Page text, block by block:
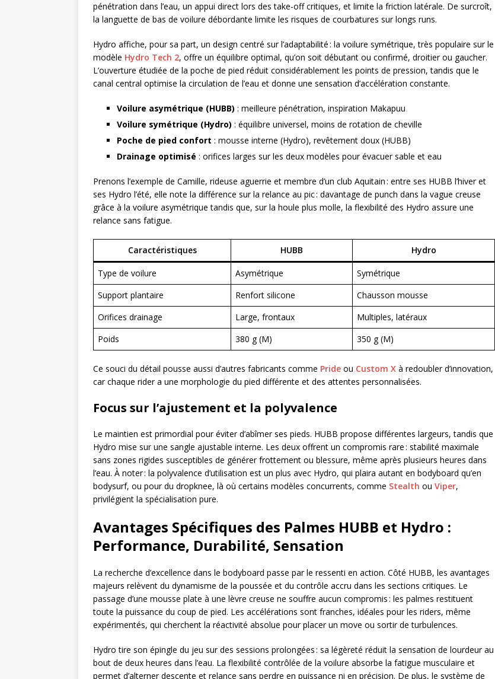
pénétration dans l’eau, un appui direct lors des take-off critiques, et limite la friction latérale. De surcroît,
la languette de bas de voilure débordante limite les risques de courbatures sur longs runs.
Hydro affiche, pour sa part, un design centré sur l’adaptabilité : la voilure symétrique, très populaire sur le
modèle Hydro Tech 2, offre un équilibre optimal, qu’on soit débutant ou confirmé, droitier ou gaucher.
L’ouverture étudiée de la poche de pied réduit considérablement les points de pression, tandis que le
canal central optimise la circulation de l’eau et donne une sensation d’accélération constante.
Voilure asymétrique (HUBB) : meilleure pénétration, inspiration Makapuu
Voilure symétrique (Hydro) : équilibre universel, moins de rotation de cheville
Poche de pied confort : mousse interne (Hydro), revêtement doux (HUBB)
Drainage optimisé : orifices larges sur les deux modèles pour évacuer sable et eau
Prenons l’exemple de Camille, rideuse aguerrie et membre d’un club Aquitain : entre ses HUBB l’hiver et
ses Hydro l’été, elle note la différence sur la relance au pic : davantage de punch dans la vague creuse
grâce à la voilure asymétrique tandis que, sur la houle plus molle, la flexibilité des Hydro assure une
relance sans fatigue.
Caractéristiques HUBB Hydro
Type de voilure Asymétrique
Symétrique
Support plantaire
Renfort silicone
Chausson mousse
Orifices drainage
Large, frontaux
Multiples, latéraux
Poids
380 g (M) 350 g (M)
Ce souci du détail pousse aussi d’autres fabricants comme Pride ou Custom X à redoubler d’innovation,
car chaque rider a une morphologie du pied différente et des attentes personnalisées.
Focus sur l’ajustement et la polyvalence
Le maintien est primordial pour éviter d’abîmer ses pieds. HUBB propose différentes largeurs, tandis que
Hydro mise sur une sangle ajustable interne. Les deux offrent un compromis rare : stabilité maximale
sans zones rigides susceptibles de générer frottement ou blessure, même après plusieurs heures dans
l’eau. À noter : la polyvalence d’utilisation est un plus avec Hydro, qui plaira autant en bodyboard qu’en
bodysurf, ou pour du dropknee, là où certains modèles concurrents, comme Stealth ou Viper,
privilégient la spécialisation pure.
Avantages Spécifiques des Palmes HUBB et Hydro :
Performance, Durabilité, Sensation
La recherche d’excellence dans le bodyboard passe par le ressenti en action. Côté HUBB, les avantages
majeurs relèvent du dynamisme de la poussée et du contrôle accru dans les sections critiques. Le
passage d’une mousse plate à une lèvre creuse ne souffre aucun compromis : les palmes restituent
toute la puissance du coup de pied. Les accélérations sont franches, idéales pour les riders, même
expérimentés, qui cherchent la réactivité absolue pour placer un move ou sortir de turbulences.
Hydro tire son épingle du jeu sur des sessions prolongées : sa légèreté réduit la sensation de lourdeur au
bout de deux heures dans l’eau. La flexibilité contrôlée de la voilure absorbe la fatigue musculaire et
permet d’alterner descente et relance sans perdre en puissance ni en précision. De plus, le système de